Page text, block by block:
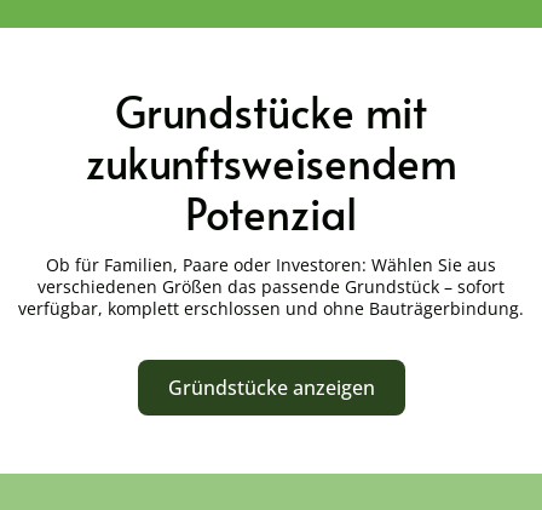
Grundstücke mit
zukunftsweisendem
Potenzial
Ob für Familien, Paare oder Investoren: Wählen Sie aus
verschiedenen Größen das passende Grundstück – sofort
verfügbar, komplett erschlossen und ohne Bauträgerbindung.
Gründstücke anzeigen